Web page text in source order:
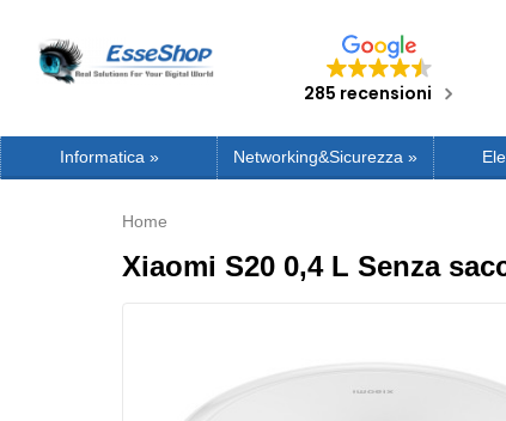
285 recensioni
Informatica» Networking&Sicurezza »
Home
Xiaomi S20 0,4 L Senza